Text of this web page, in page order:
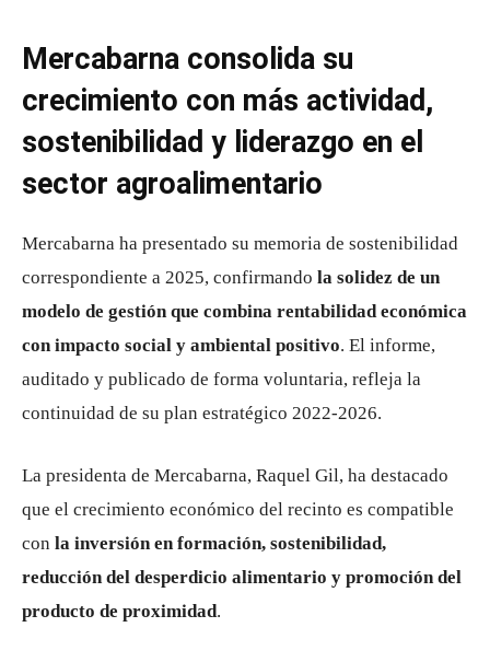
Mercabarna consolida su
crecimiento con más actividad,
sostenibilidad y liderazgo en el
sector agroalimentario
Mercabarna ha presentado su memoria de sostenibilidad
correspondiente a 2025, confirmando la solidez de un
modelo de gestión que combina rentabilidad económica
con impacto social y ambiental positivo. El informe,
auditado y publicado de forma voluntaria, refleja la
continuidad de su plan estratégico 2022-2026.
La presidenta de Mercabarna, Raquel Gil, ha destacado
que el crecimiento económico del recinto es compatible
con la inversión en formación, sostenibilidad,
reducción del desperdicio alimentario y promoción del
producto de proximidad.